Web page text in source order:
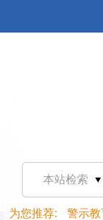
本站检索
为您推荐: 警示教